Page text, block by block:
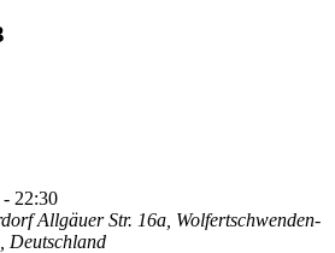
- 22:30
Allgäuer Str. 16a, Wolfertschwenden-
Deutschland